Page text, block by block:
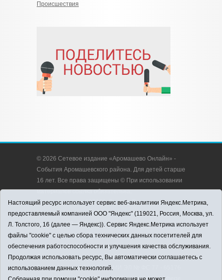
Происшествия
© 2026 Сетевое издание «Аромашево Онлайн» -
События Аромашевского района. Для детей старше
16 лет. Все права защищены © При использовании
материалов ссылка обязательна.
Адрес редакции: 627350, Россия, Тюменская
область, Аромашевский район, с. Аромашево, ул.
Кирова, д. 13.
Адрес электронной почты редакции:
strudu72@obl72.ru
Телефон редакции: 8 (34545) 2-30-58
Регистрационный номер СМИ ЭЛ № ФС 77 - 65176
выдано Федеральной службой по надзору в сфере
Настоящий ресурс использует сервис веб-аналитики Яндекс.Метрика,
предоставляемый компанией ООО "Яндекс" (119021, Россия, Москва, ул.
Л. Толстого, 16 (далее — Яндекс)). Сервис Яндекс.Метрика использует
файлы "cookie" с целью сбора технических данных посетителей для
обеспечения работоспособности и улучшения качества обслуживания.
Продолжая использовать ресурс, Вы автоматически соглашаетесь с
использованием данных технологий.